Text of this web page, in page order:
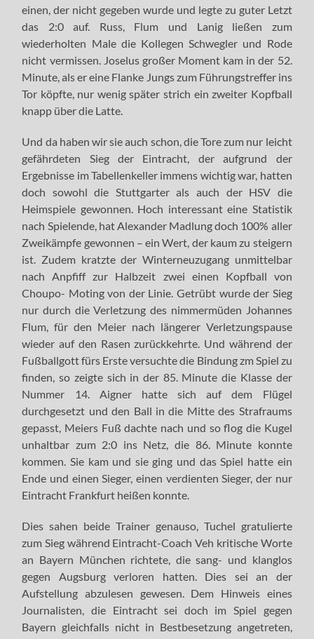
einen, der nicht gegeben wurde und legte zu guter Letzt
das 2:0 auf. Russ, Flum und Lanig ließen zum
wiederholten Male die Kollegen Schwegler und Rode
nicht vermissen. Joselus großer Moment kam in der 52.
Minute, als er eine Flanke Jungs zum Führungstreffer ins
Tor köpfte, nur wenig später strich ein zweiter Kopfball
knapp über die Latte.
Und da haben wir sie auch schon, die Tore zum nur leicht
gefährdeten Sieg der Eintracht, der aufgrund der
Ergebnisse im Tabellenkeller immens wichtig war, hatten
doch sowohl die Stuttgarter als auch der HSV die
Heimspiele gewonnen. Hoch interessant eine Statistik
nach Spielende, hat Alexander Madlung doch 100% aller
Zweikämpfe gewonnen – ein Wert, der kaum zu steigern
ist. Zudem kratzte der Winterneuzugang unmittelbar
nach Anpfiff zur Halbzeit zwei einen Kopfball von
Choupo- Moting von der Linie. Getrübt wurde der Sieg
nur durch die Verletzung des nimmermüden Johannes
Flum, für den Meier nach längerer Verletzungspause
wieder auf den Rasen zurückkehrte. Und während der
Fußballgott fürs Erste versuchte die Bindung zm Spiel zu
finden, so zeigte sich in der 85. Minute die Klasse der
Nummer 14. Aigner hatte sich auf dem Flügel
durchgesetzt und den Ball in die Mitte des Strafraums
gepasst, Meiers Fuß dachte nach und so flog die Kugel
unhaltbar zum 2:0 ins Netz, die 86. Minute konnte
kommen. Sie kam und sie ging und das Spiel hatte ein
Ende und einen Sieger, einen verdienten Sieger, der nur
Eintracht Frankfurt heißen konnte.
Dies sahen beide Trainer genauso, Tuchel gratulierte
zum Sieg während Eintracht-Coach Veh kritische Worte
an Bayern München richtete, die sang- und klanglos
gegen Augsburg verloren hatten. Dies sei an der
Aufstellung abzulesen gewesen. Dem Hinweis eines
Journalisten, die Eintracht sei doch im Spiel gegen
Bayern gleichfalls nicht in Bestbesetzung angetreten,